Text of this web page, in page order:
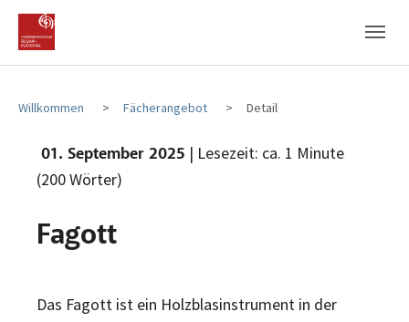
Zum Hauptinhalt
Zum Fußbereich
Willkommen Fächerangebot Detail
01. September 2025 | Lesezeit: ca. 1 Minute
(200 Wörter)
Fagott
Das Fagott ist ein Holzblasinstrument in der